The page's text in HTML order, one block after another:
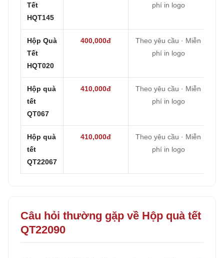
Tết
HQT145
phí in logo
Hộp Quà
Tết
HQT020
400,000đ
Theo yêu cầu · Miễn
phí in logo
Hộp quà
tết
QT067
410,000đ
Theo yêu cầu · Miễn
phí in logo
Hộp quà
tết
QT22067
410,000đ
Theo yêu cầu · Miễn
phí in logo
Câu hỏi thường gặp về Hộp quà tết
QT22090